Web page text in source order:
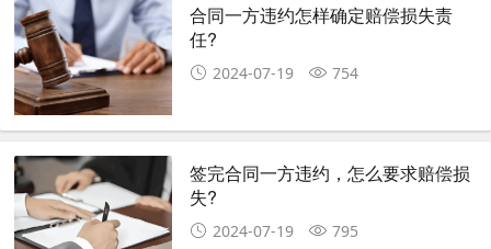
合同一方违约怎样确定赔偿损失责
任?
2024-07-19 754
签完合同一方违约，怎么要求赔偿损
失?
2024-07-19 795